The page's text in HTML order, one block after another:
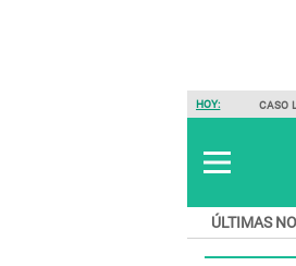
HOY: CASO
ÚLTIMAS